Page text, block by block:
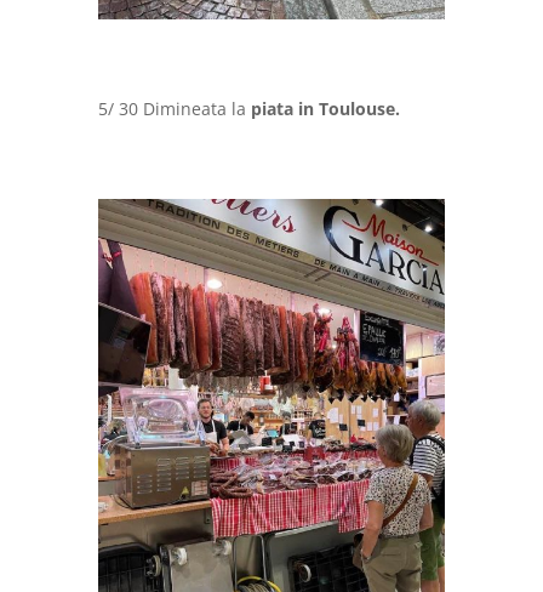
5/ 30 Dimineata la piata in Toulouse.